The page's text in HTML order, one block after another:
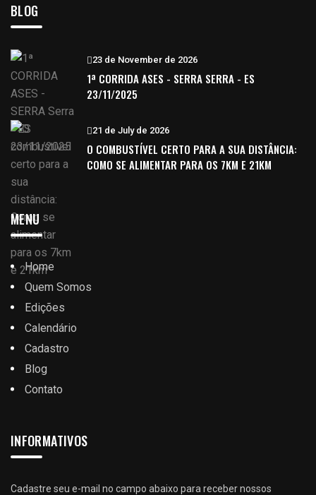
BLOG
23 de November de 2026
1ª CORRIDA ASES - SERRA SERRA - ES
23/11/2025
21 de July de 2026
O COMBUSTÍVEL CERTO PARA A SUA DISTÂNCIA:
COMO SE ALIMENTAR PARA OS 7KM E 21KM
MENU
Home
Quem Somos
Edições
Calendário
Cadastro
Blog
Contato
INFORMATIVOS
Cadastre seu e-mail no campo abaixo para receber nossos